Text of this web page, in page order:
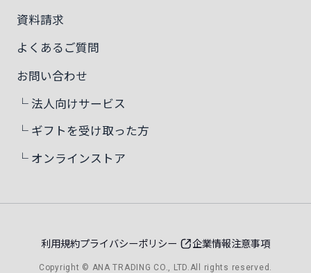
法人向けサービス
お問い合わせ
資料請求
よくあるご質問
お問い合わせ
└ 法人向けサービス
└ ギフトを受け取った方
└ オンラインストア
利用規約プライバシーポリシー 企業情報注意事項
Copyright © ANA TRADING CO., LTD.All rights reserved.